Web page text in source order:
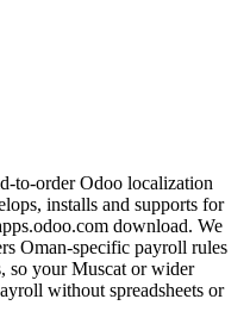
to-order Odoo localization
installs and supports for
download. We
Oman-specific payroll rules
so your Muscat or wider
without spreadsheets or